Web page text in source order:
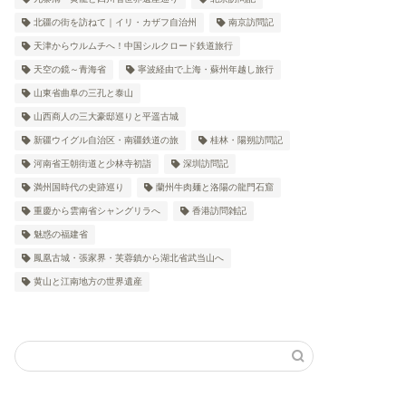
北疆の街を訪ねて｜イリ・カザフ自治州 南京訪問記
天津からウルムチへ！中国シルクロード鉄道旅行
天空の鏡～青海省 寧波経由で上海・蘇州年越し旅行
山東省曲阜の三孔と泰山
山西商人の三大豪邸巡りと平遥古城
新疆ウイグル自治区・南疆鉄道の旅 桂林・陽朔訪問記
河南省王朝街道と少林寺初詣 深圳訪問記
満州国時代の史跡巡り 蘭州牛肉麺と洛陽の龍門石窟
重慶から雲南省シャングリラへ 香港訪問雑記
魅惑の福建省
鳳凰古城・張家界・芙蓉鎮から湖北省武当山へ
黄山と江南地方の世界遺産